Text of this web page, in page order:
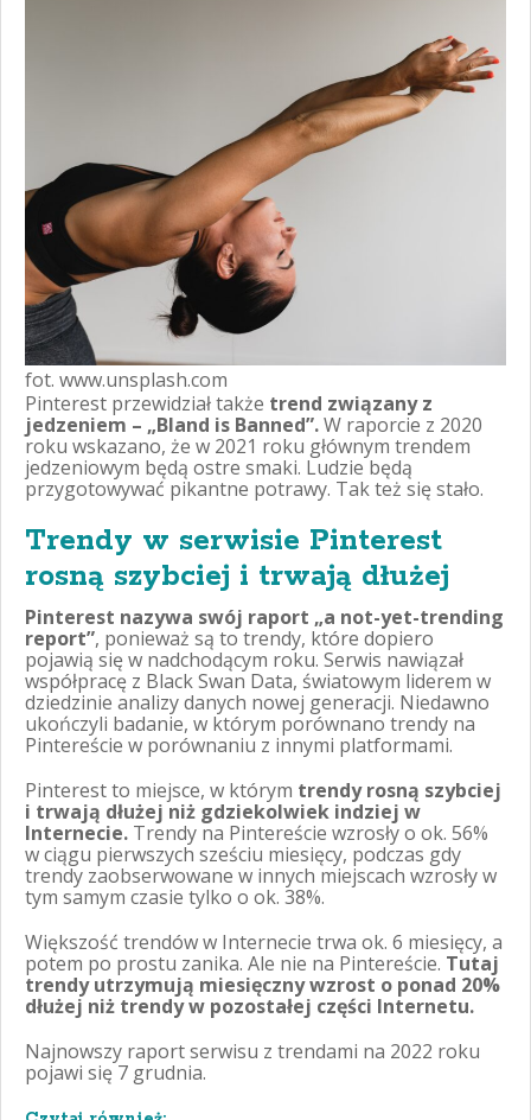
fot. www.unsplash.com
Pinterest przewidział także trend związany z
jedzeniem – „Bland is Banned”.W raporcie z 2020
roku wskazano, że w 2021 roku głównym trendem
jedzeniowym będą ostre smaki. Ludzie będą
przygotowywać pikantne potrawy. Tak też się stało.
Trendy w serwisie Pinterest
rosną szybciej i trwają dłużej
Pinterest nazywa swój raport „a not-yet-trending
report”, ponieważ są to trendy, które dopiero
pojawią się w nadchodącym roku. Serwis nawiązał
współpracę z Black Swan Data, światowym liderem w
dziedzinie analizy danych nowej generacji. Niedawno
ukończyli badanie, w którym porównano trendy na
Pintereście w porównaniu z innymi platformami.
Pinterest to miejsce, w którym trendy rosną szybciej
i trwają dłużej niż gdziekolwiek indziej w
Internecie. Trendy na Pintereście wzrosły o ok. 56%
w ciągu pierwszych sześciu miesięcy, podczas gdy
trendy zaobserwowane w innych miejscach wzrosły w
tym samym czasie tylko o ok. 38%.
Większość trendów w Internecie trwa ok. 6 miesięcy, a
potem po prostu zanika. Ale nie na Pintereście. Tutaj
trendy utrzymują miesięczny wzrost o ponad 20%
dłużej niż trendy w pozostałej części Internetu.
Najnowszy raport serwisu z trendami na 2022 roku
pojawi się 7 grudnia.